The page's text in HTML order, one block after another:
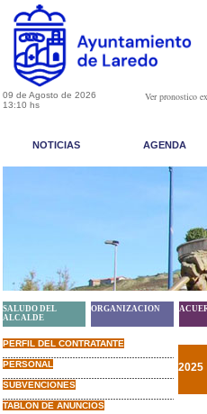
09 de Agosto de 2026
13:10 hs
Ver pronostico
NOTICIAS AGENDA
SALUDO DEL
ALCALDE
ORGANIZACION
PERFIL DEL CONTRATANTE
PERSONAL
SUBVENCIONES
TABLON DE ANUNCIOS
2025